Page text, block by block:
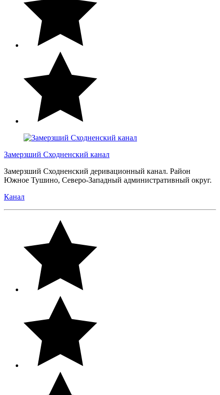
Замерзший Сходненский канал
Замерзший Сходненский деривационный канал. Район
Южное Тушино, Северо-Западный административный округ.
Канал